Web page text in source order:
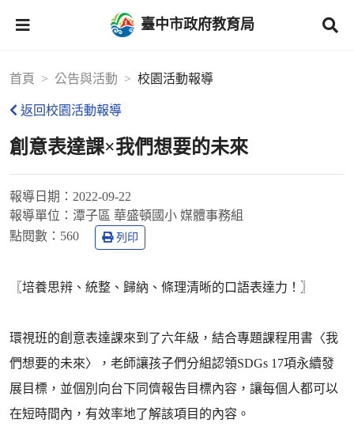
臺中市政府教育局
首頁 公告與活動 校園活動報導
返回校園活動報導
創意表達課×我們想要的未來
報導日期： 2022-09-22
報導單位： 潭子區 華盛頓國小 媒體事務組
點閱數： 560 列印
〖培養思辨、統整、歸納、條理清晰的口語表達力！〗
環視班的創意表達課來到了六年級，結合專題課程用書〈我
們想要的未來〉，老師讓孩子們分組認領SDGs 17項永續發
展目標，並個別向台下同儕報告目標內容，讓每個人都可以
在短時間內，有效率地了解該項目的內容。